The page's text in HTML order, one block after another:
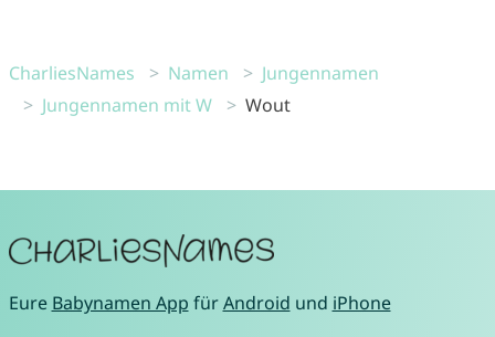
CharliesNames Namen
Jungennamen
Jungennamen mit W
Wout
Eure Babynamen App fürAndroid und iPhone